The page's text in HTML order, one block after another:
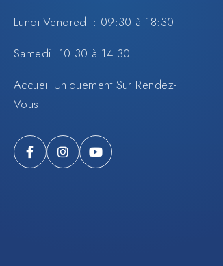
Lundi-Vendredi : 09:30 à 18:30
Samedi: 10:30 à 14:30
Accueil Uniquement Sur Rendez-
Vous